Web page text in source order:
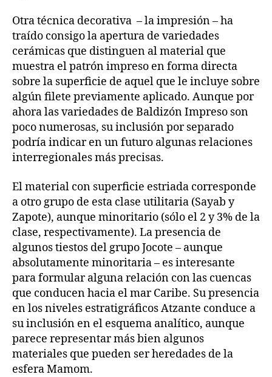
Otra técnica decorativa – la impresión – ha
traído consigo la apertura de variedades
cerámicas que distinguen al material que
muestra el patrón impreso en forma directa
sobre la superficie de aquel que le incluye sobre
algún filete previamente aplicado. Aunque por
ahora las variedades de Baldizón Impreso son
poco numerosas, su inclusión por separado
podría indicar en un futuro algunas relaciones
interregionales más precisas.
El material con superficie estriada corresponde
a otro grupo de esta clase utilitaria (Sayab y
Zapote), aunque minoritario (sólo el 2 y 3% de la
clase, respectivamente). La presencia de
algunos tiestos del grupo Jocote – aunque
absolutamente minoritaria – es interesante
para formular alguna relación con las cuencas
que conducen hacia el mar Caribe. Su presencia
en los niveles estratigráficos Atzante conduce a
su inclusión en el esquema analítico, aunque
parece representar más bien algunos
materiales que pueden ser heredades de la
esfera Mamom.